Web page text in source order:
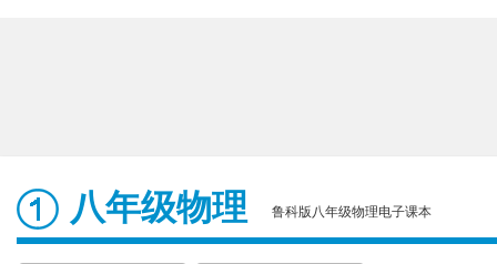
八年级物理 鲁科版八年级物理电子课本